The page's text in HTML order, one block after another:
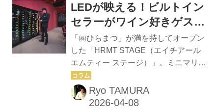
大容量のわりにはボディがコンパクト
で、ビルの狭くて急な階段でも3階ま
はカウンター越し、客席フロアのほぼ
中央になりますね。 櫻井 はい。セン
ターを張ってもらってます（笑）。当
店はワインバーですが、オーセンティ
ックバーの雰囲気なので、ブラックの
ボディに庫内灯が映えるガラスドア、
LEDが映える！ビルトイン
セラーがワイン好きゲスト
の心をくすぐる
『Brilliant（ブリリアン
ト）』
「㈱ひらまつ」が満を持してオープン
した「HRMT STAGE（エイチアール
エムティー ステージ）」。ミニマリズ
ムが貫かれた空間に動線を邪魔するこ
となく存在感を発揮した3台のセラー
があった。 2月21日、恵比寿にオープ
Ryo TAMURA